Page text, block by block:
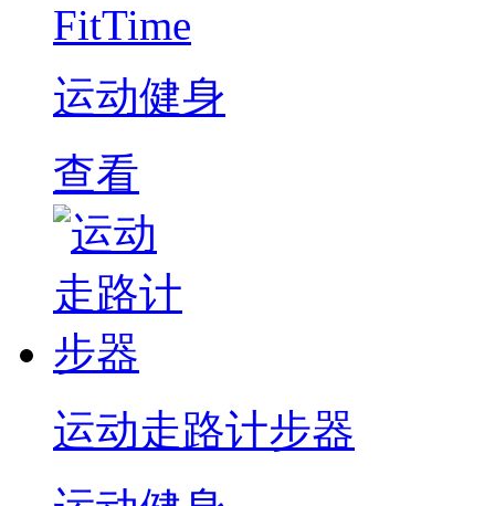
FitTime
运动健身
查看
运动走路计步器